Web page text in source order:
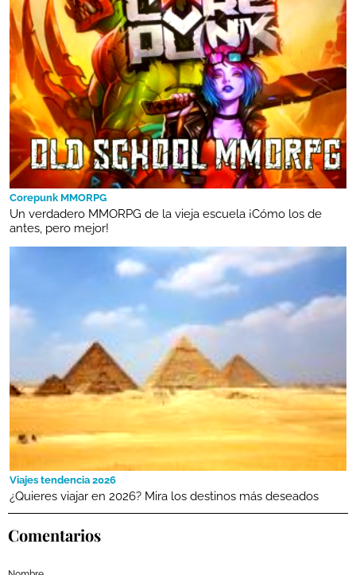
Corepunk MMORPG
Un verdadero MMORPG de la vieja escuela ¡Cómo los de
antes, pero mejor!
Viajes tendencia 2026
¿Quieres viajar en 2026? Mira los destinos más deseados
Comentarios